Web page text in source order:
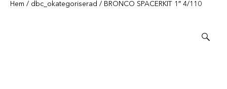
Hem / dbc_okategoriserad / BRONCO SPACERKIT 1″ 4/110